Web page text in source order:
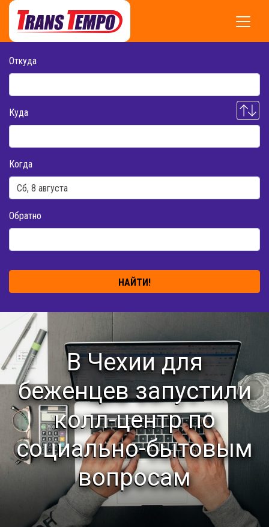
Откуда
Куда
Когда
Обратно
НАЙТИ!
В Чехии для
беженцев запустили
колл-центр по
социально-бытовым
вопросам